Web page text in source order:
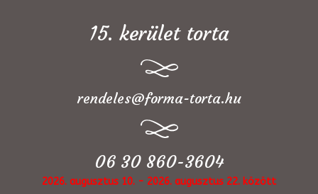
15. kerület torta
rendeles@forma-torta.hu
06 30 860-3604
2026. augusztus 10. - 2026. augusztus 22. között